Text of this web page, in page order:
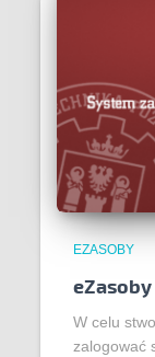
EZASOBY
W celu
zalogować